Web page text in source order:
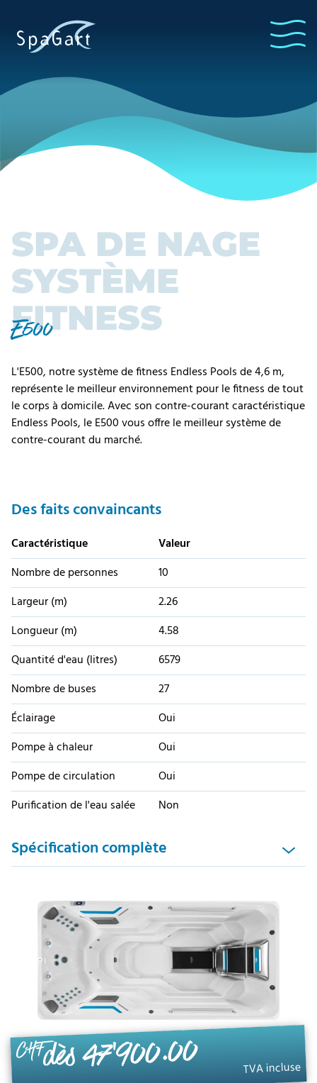
SPA DE NAGE
SYSTÈME
FITNESS
E500
L'E500, notre système de fitness Endless Pools de 4,6 m,
représente le meilleur environnement pour le fitness de tout
le corps à domicile. Avec son contre-courant caractéristique
Endless Pools, le E500 vous offre le meilleur système de
contre-courant du marché.
Des faits convaincants
Caractéristique
Valeur
Nombre de personnes
10
Largeur (m)
2.26
Longueur (m)
4.58
Quantité d'eau (litres)
6579
Nombre de buses
27
Éclairage
Oui
Pompe à chaleur
Oui
Pompe de circulation
Oui
Purification de l'eau salée
Non
Spécification complète
CHFdès 47'900.00 TVA incluse